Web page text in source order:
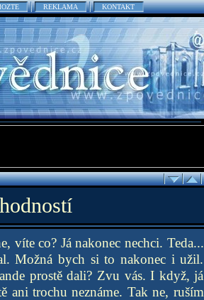
REKLAMA KONTAKT
víte co? Já nakonec nechci. Teda...
Možná bych si to nakonec i užil.
prostě dali? Zvu vás. I když, já
ani trochu neznáme. Tak ne, ruším